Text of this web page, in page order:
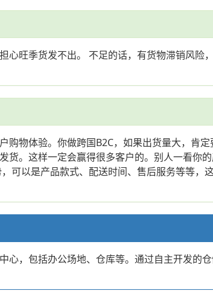
旺季货发不出。 不足的话，有货物滞销风险
物体验。你做跨国B2C，如果出货量大，肯
货。这样一定会赢得很多客户的。别人一看你
可以是产品款式、配送时间、售后服务等等，
，包括办公场地、仓库等。通过自主开发的